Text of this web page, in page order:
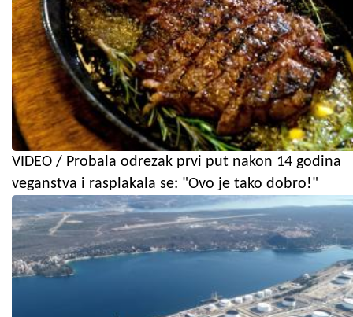
VIDEO / Probala odrezak prvi put nakon 14 godina
veganstva i rasplakala se: "Ovo je tako dobro!"